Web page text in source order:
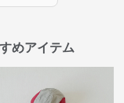
めアイテム